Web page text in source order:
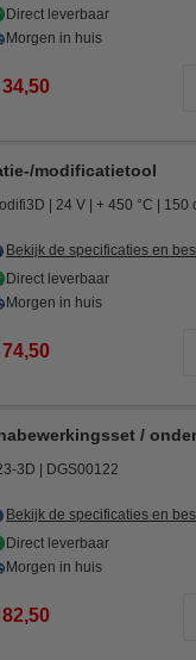
Direct leverbaar
Morgen in huis
modificatietool
24 V + 450 °C 150
Bekijk de specificaties en
Direct leverbaar
Morgen in huis
/
3D DGS00122
Bekijk de specificaties en
Direct leverbaar
Morgen in huis